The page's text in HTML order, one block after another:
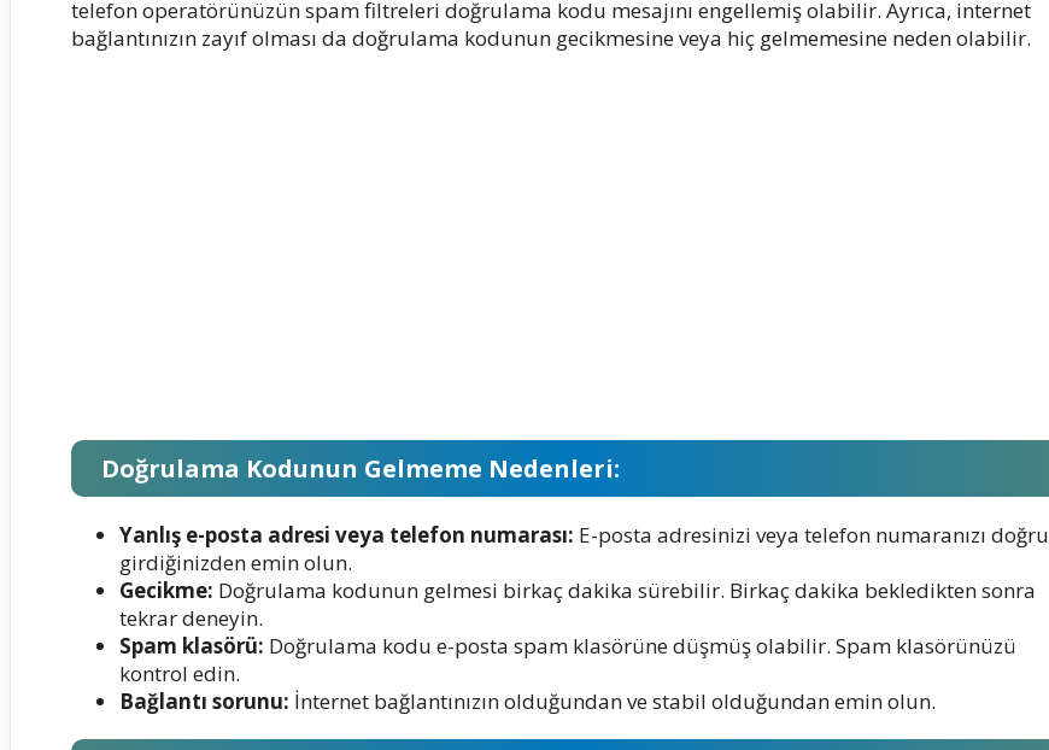
telefon operatörünüzün spam filtreleri doğrulama kodu mesajını engellemiş olabilir. Ayrıca, internet
bağlantınızın zayıf olması da doğrulama kodunun gecikmesine veya hiç gelmemesine neden olabilir.
Doğrulama Kodunun Gelmeme Nedenleri:
Yanlış e-posta adresi veya telefon numarası: E-posta adresinizi veya telefon numaranızı doğru
girdiğinizden emin olun.
Gecikme: Doğrulama kodunun gelmesi birkaç dakika sürebilir. Birkaç dakika bekledikten sonra
tekrar deneyin.
Spam klasörü: Doğrulama kodu e-posta spam klasörüne düşmüş olabilir. Spam klasörünüzü
kontrol edin.
Bağlantı sorunu: İnternet bağlantınızın olduğundan ve stabil olduğundan emin olun.